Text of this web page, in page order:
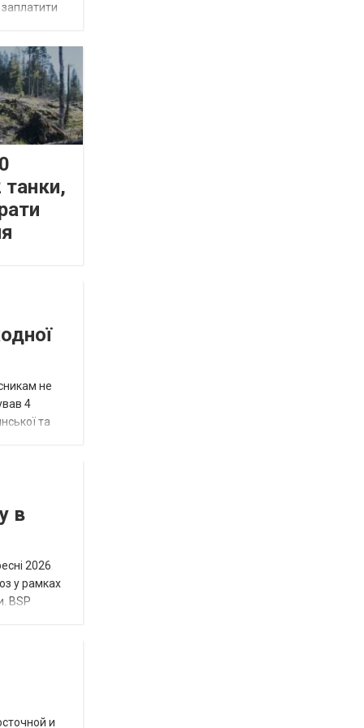
танки,
не
4
та
в
2026
у рамках
BSP
и